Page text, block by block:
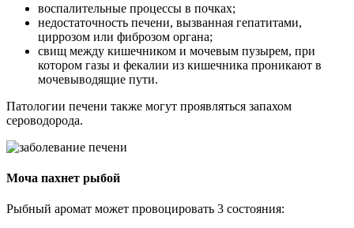
воспалительные процессы в почках;
недостаточность печени, вызванная гепатитами,
циррозом или фиброзом органа;
свищ между кишечником и мочевым пузырем, при
котором газы и фекалии из кишечника проникают в
мочевыводящие пути.
Патологии печени также могут проявляться запахом
сероводорода.
Моча пахнет рыбой
Рыбный аромат может провоцировать 3 состояния: